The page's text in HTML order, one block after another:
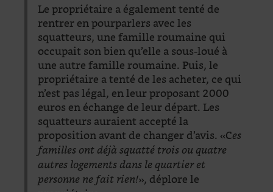
Le propriétaire a également tenté de
rentrer en pourparlers avec les
squatteurs, une famille roumaine qui
occupait son bien qu’elle a sous-loué à
une autre famille roumaine. Puis, le
propriétaire a tenté de les acheter, ce qui
n’est pas légal, en leur proposant 2000
euros en échange de leur départ. Les
squatteurs auraient accepté la
proposition avant de changer d’avis. «Ces
familles ont déjà squatté trois ou quatre
autres logements dans le quartier et
personne ne fait rien!», déplore le